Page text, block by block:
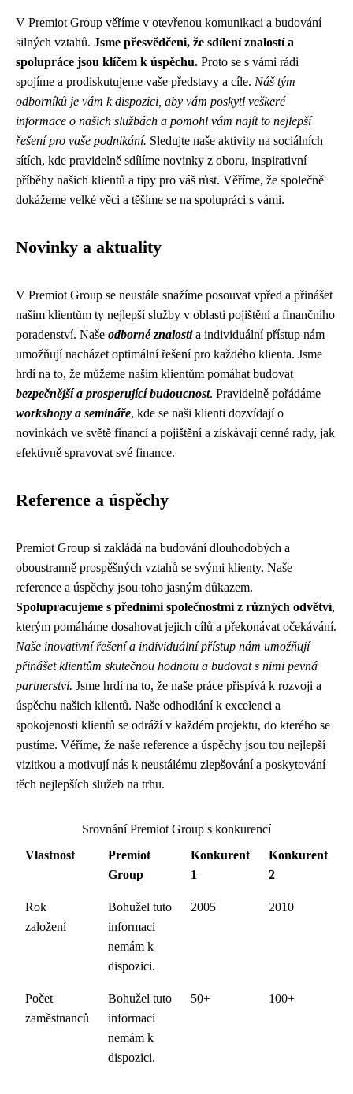
V Premiot Group věříme v otevřenou komunikaci a budování
silných vztahů. Jsme přesvědčeni, že sdílení znalostí a
spolupráce jsou klíčem k úspěchu. Proto se s vámi rádi
spojíme a prodiskutujeme vaše představy a cíle. Náš tým
odborníků je vám k dispozici, aby vám poskytl veškeré
informace o našich službách a pomohl vám najít to nejlepší
řešení pro vaše podnikání. Sledujte naše aktivity na sociálních
sítích, kde pravidelně sdílíme novinky z oboru, inspirativní
příběhy našich klientů a tipy pro váš růst. Věříme, že společně
dokážeme velké věci a těšíme se na spolupráci s vámi.
Novinky a aktuality
V Premiot Group se neustále snažíme posouvat vpřed a přinášet
našim klientům ty nejlepší služby v oblasti pojištění a finančního
poradenství. Naše odborné znalostia individuální přístup nám
umožňují nacházet optimální řešení pro každého klienta. Jsme
hrdí na to, že můžeme našim klientům pomáhat budovat
bezpečnější a prosperující budoucnost. Pravidelně pořádáme
workshopy a semináře, kde se naši klienti dozvídají o
novinkách ve světě financí a pojištění a získávají cenné rady, jak
efektivně spravovat své finance.
Reference a úspěchy
Premiot Group si zakládá na budování dlouhodobých a
oboustranně prospěšných vztahů se svými klienty. Naše
reference a úspěchy jsou toho jasným důkazem.
Spolupracujeme s předními společnostmi z různých odvětví,
kterým pomáháme dosahovat jejich cílů a překonávat očekávání.
Naše inovativní řešení a individuální přístup nám umožňují
přinášet klientům skutečnou hodnotu a budovat s nimi pevná
partnerství. Jsme hrdí na to, že naše práce přispívá k rozvoji a
úspěchu našich klientů. Naše odhodlání k excelenci a
spokojenosti klientů se odráží v každém projektu, do kterého se
pustíme. Věříme, že naše reference a úspěchy jsou tou nejlepší
vizitkou a motivují nás k neustálému zlepšování a poskytování
těch nejlepších služeb na trhu.
Srovnání Premiot Group s konkurencí
Vlastnost
Premiot
Group
Konkurent
1
Konkurent
2
Rok
založení
Bohužel tuto
informaci
nemám k
dispozici.
2005 2010
Počet
zaměstnanců
Bohužel tuto
informaci
nemám k
dispozici.
50+ 100+